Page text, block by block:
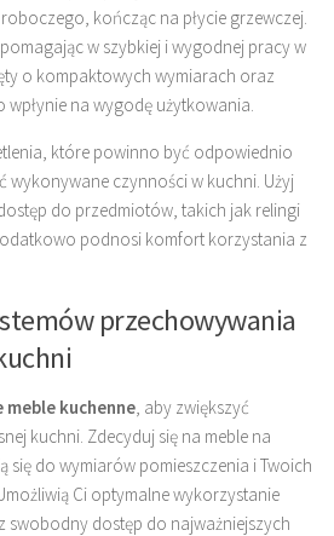
kończąc na płycie grzewczej.
w szybkiej i wygodnej pracy w
o kompaktowych wymiarach oraz
na wygodę użytkowania.
które powinno być odpowiednio
wykonywane czynności w kuchni. Użyj
do przedmiotów, takich jak relingi
podnosi komfort korzystania z
przechowywania
kuchenne , aby zwiększyć
kuchni. Zdecyduj się na meble na
się do wymiarów pomieszczenia i Twoich
Ci optymalne wykorzystanie
swobodny dostęp do najważniejszych